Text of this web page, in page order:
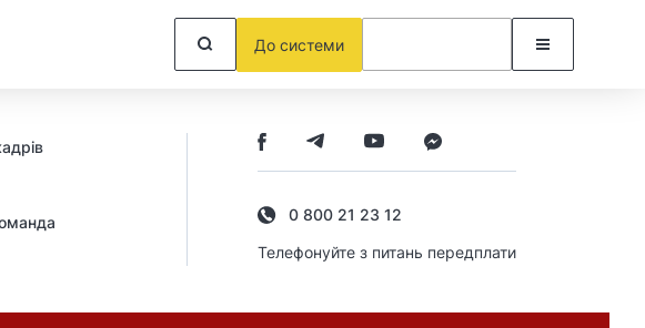
До системи
0 800 21 23 12
Телефонуйте з питань передплати